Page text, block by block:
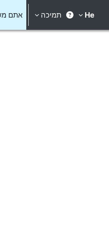
He תמיכה אתם